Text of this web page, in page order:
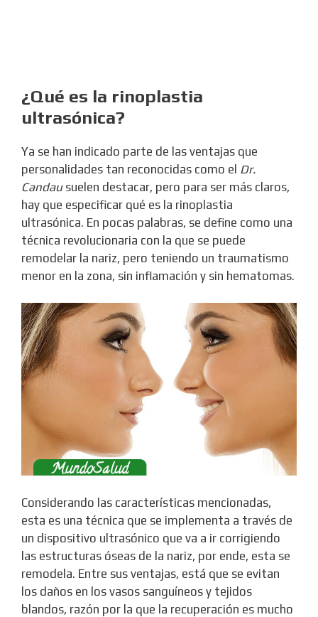
¿Qué es la rinoplastia
ultrasónica?
Ya se han indicado parte de las ventajas que
personalidades tan reconocidas como el Dr.
Candausuelen destacar, pero para ser más claros,
hay que especificar qué es la rinoplastia
ultrasónica. En pocas palabras, se define como una
técnica revolucionaria con la que se puede
remodelar la nariz, pero teniendo un traumatismo
menor en la zona, sin inflamación y sin hematomas.
Considerando las características mencionadas,
esta es una técnica que se implementa a través de
un dispositivo ultrasónico que va a ir corrigiendo
las estructuras óseas de la nariz, por ende, esta se
remodela. Entre sus ventajas, está que se evitan
los daños en los vasos sanguíneos y tejidos
blandos, razón por la que la recuperación es mucho